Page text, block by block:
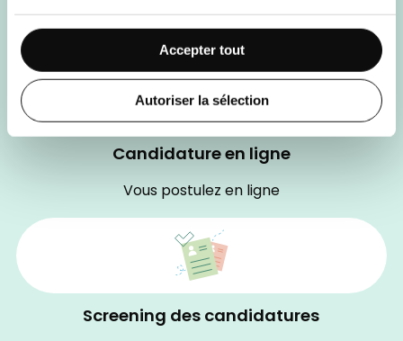
Accepter tout
Autoriser la sélection
en situation.
Candidature en ligne
Vous postulez en ligne
Screening des candidatures